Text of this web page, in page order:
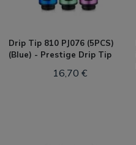
Drip Tip 810 PJ076 (5PCS)
(Blue) - Prestige Drip Tip
16,70 €